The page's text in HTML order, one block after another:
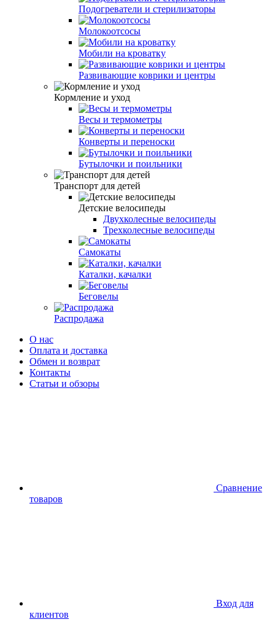
Подогреватели и стерилизаторы
Молокоотсосы
Мобили на кроватку
Развивающие коврики и центры
Кормление и уход
Весы и термометры
Конверты и переноски
Бутылочки и поильники
Транспорт для детей
Детские велосипеды
Двухколесные велосипеды
Трехколесные велосипеды
Самокаты
Каталки, качалки
Беговелы
Распродажа
О нас
Оплата и доставка
Обмен и возврат
Контакты
Статьи и обзоры
Сравнение
товаров
Вход для
клиентов